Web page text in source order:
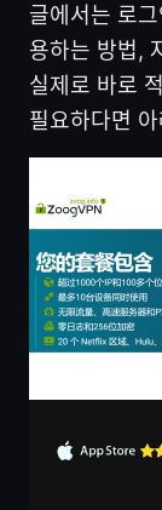
글에서는 로
용하는 방법,
실제로 바로
필요하다면